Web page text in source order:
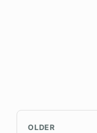
OLDER